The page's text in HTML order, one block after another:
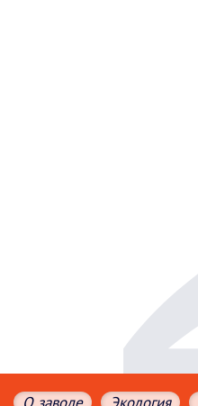
О заводе Экология